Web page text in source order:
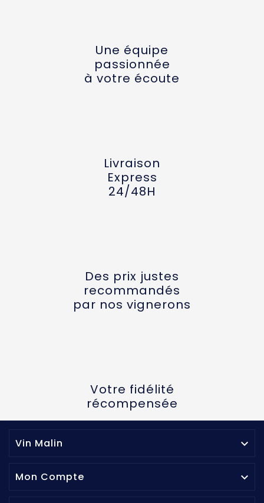
Une équipe
passionnée
à votre écoute
Livraison
Express
24/48H
Des prix justes
recommandés
par nos vignerons
Votre fidélité
récompensée
Vin Malin 
Mon Compte 